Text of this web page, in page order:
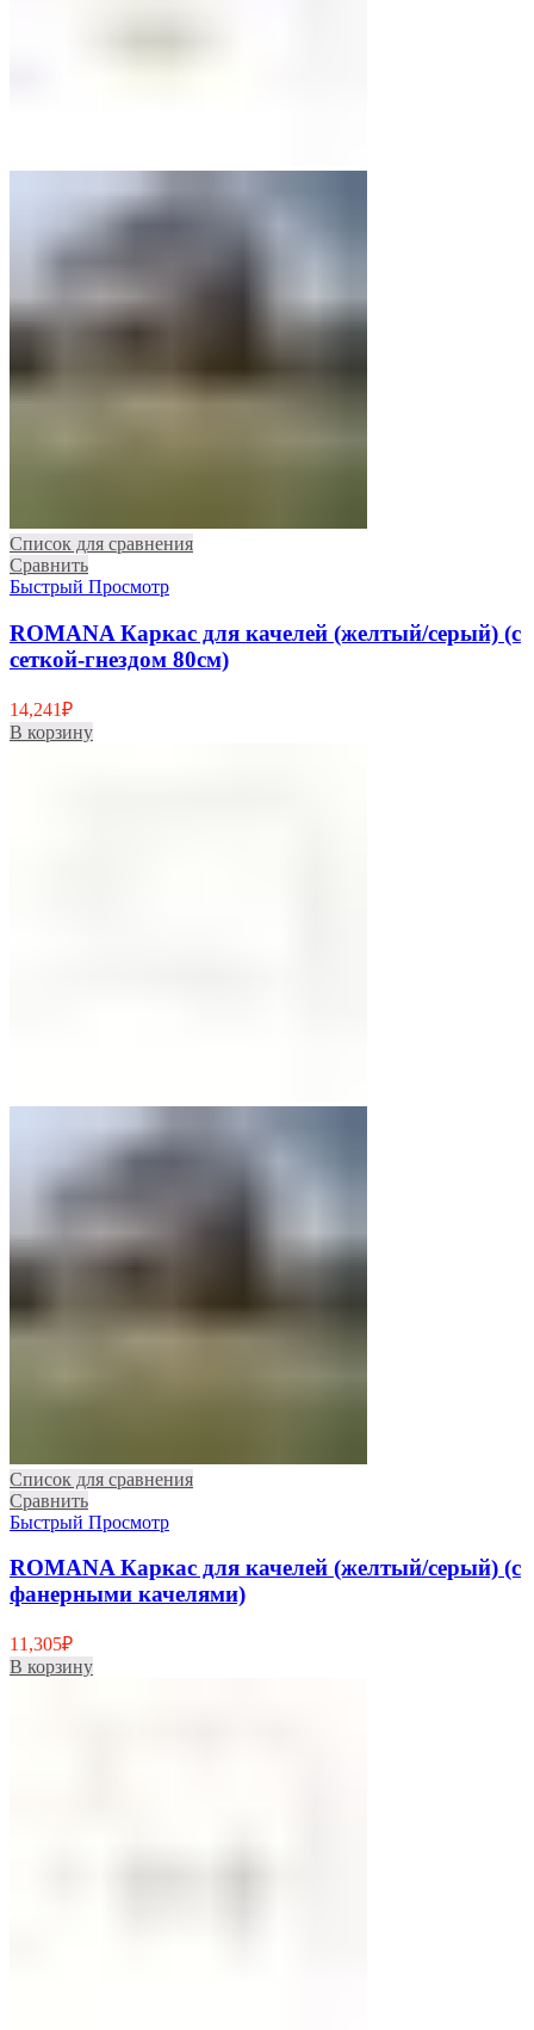
Список для сравнения
Сравнить
Быстрый Просмотр
ROMANA Каркас для качелей (желтый/серый) (с
сеткой-гнездом 80см)
14,241₽
В корзину
Список для сравнения
Сравнить
Быстрый Просмотр
ROMANA Каркас для качелей (желтый/серый) (с
фанерными качелями)
11,305₽
В корзину